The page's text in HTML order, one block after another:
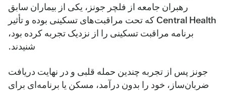
رهبران جامعه از فلچر جونز، یکی از بیماران سابق
Central Health که تحت مراقبت‌های تسکینی بوده و تأثیر
برنامه مراقبت تسکینی را از نزدیک تجربه کرده بود،
شنیدند.
جونز پس از تجربه چندین حمله قلبی و در نهایت دریافت
ضربان‌ساز، خود را بدون درآمد، مسکن یا برنامه‌ای برای